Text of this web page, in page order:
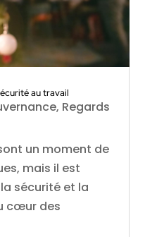
au travail
, Regards
un moment de
mais il est
sécurité et la
cœur des